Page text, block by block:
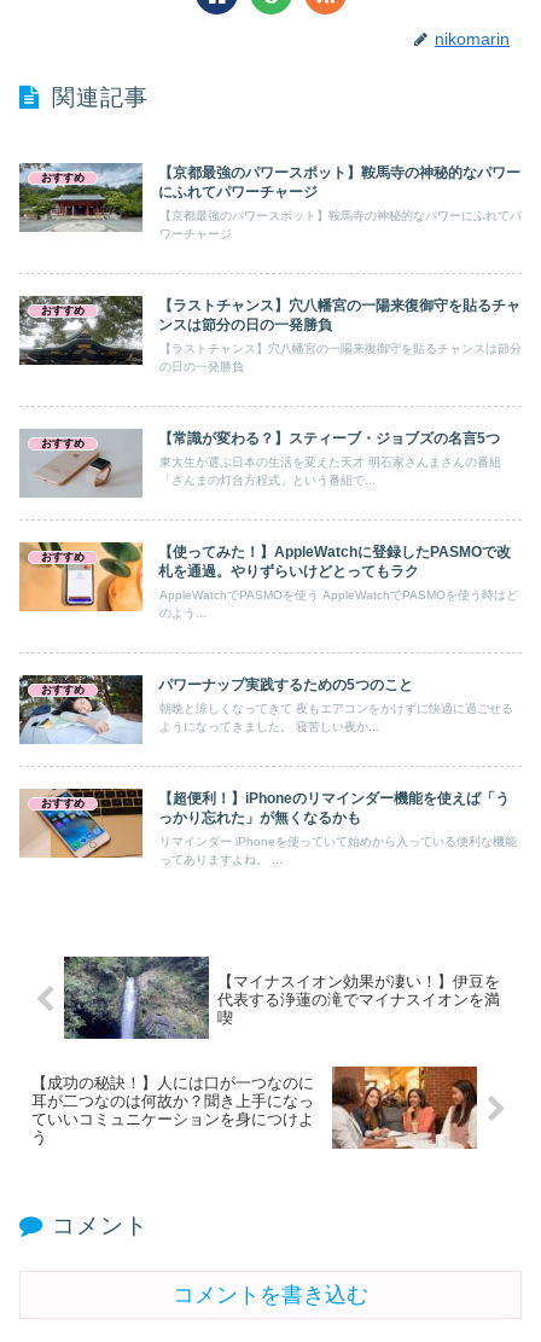
nikomarin
関連記事
おすすめ
【京都最強のパワースポット】鞍馬寺の神秘的なパワー
にふれてパワーチャージ
【京都最強のパワースポット】鞍馬寺の神秘的なパワーにふれてパ
ワーチャージ
おすすめ
【ラストチャンス】穴八幡宮の一陽来復御守を貼るチャ
ンスは節分の日の一発勝負
【ラストチャンス】穴八幡宮の一陽来復御守を貼るチャンスは節分
の日の一発勝負
おすすめ 【常識が変わる？】スティーブ・ジョブズの名言5つ
東大生が選ぶ日本の生活を変えた天才 明石家さんまさんの番組
「さんまの灯台方程式」という番組で...
おすすめ
【使ってみた！】AppleWatchに登録したPASMOで改
札を通過。やりずらいけどとってもラク
AppleWatchでPASMOを使う AppleWatchでPASMOを使う時はど
のよう...
おすすめ パワーナップ実践するための5つのこと
朝晩と涼しくなってきて 夜もエアコンをかけずに快適に過ごせる
ようになってきました。 寝苦しい夜か...
おすすめ
【超便利！】iPhoneのリマインダー機能を使えば「う
っかり忘れた」が無くなるかも
リマインダー iPhoneを使っていて始めから入っている便利な機能
ってありますよね。 ...
【マイナスイオン効果が凄い！】伊豆を
代表する浄蓮の滝でマイナスイオンを満
喫
【成功の秘訣！】人には口が一つなのに
耳が二つなのは何故か？聞き上手になっ
ていいコミュニケーションを身につけよ
う
コメント
コメントを書き込む